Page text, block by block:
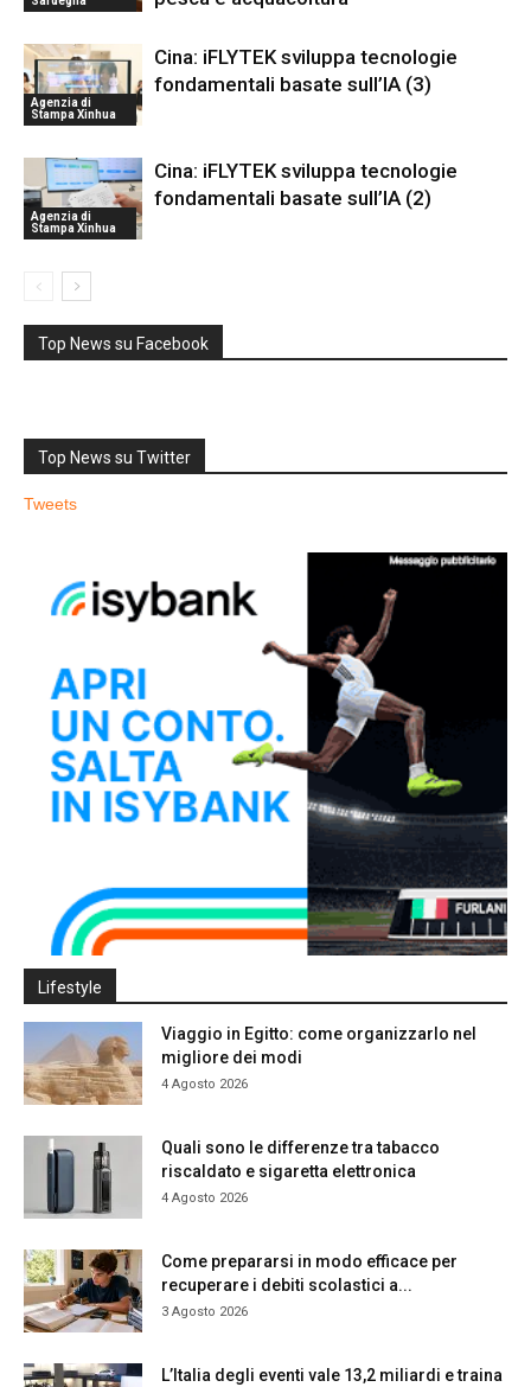
Agenzia di
Stampa Xinhua
Cina: iFLYTEK sviluppa tecnologie
fondamentali basate sull’IA (3)
Agenzia di
Stampa Xinhua
Cina: iFLYTEK sviluppa tecnologie
fondamentali basate sull’IA (2)
Top News su Facebook
Top News su Twitter
Tweets
Lifestyle
Viaggio in Egitto: come organizzarlo nel
migliore dei modi
4 Agosto 2026
Quali sono le differenze tra tabacco
riscaldato e sigaretta elettronica
4 Agosto 2026
Come prepararsi in modo efficace per
recuperare i debiti scolastici a...
3 Agosto 2026
L’Italia degli eventi vale 13,2 miliardi e traina